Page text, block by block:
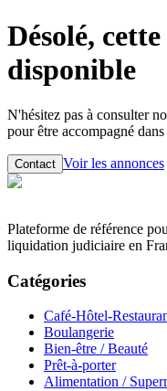
Désolé,
disponible
N'hésitez pas à consulter
pour être accompagné
Contact Voir les annonces
Plateforme de référence
liquidation judiciaire en
Catégories
Café-Hôtel-
Boulangerie
Bien-être / Beauté
Prêt-à-porter
Alimentation /